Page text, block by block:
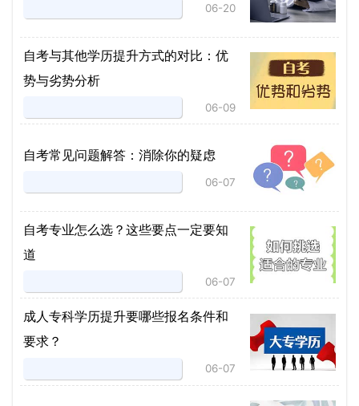
06-20
自考与其他学历提升方式的对比：优
势与劣势分析
06-09
自考常见问题解答：消除你的疑虑
06-07
自考专业怎么选？这些要点一定要知
道
06-07
成人专科学历提升要哪些报名条件和
要求？
06-07